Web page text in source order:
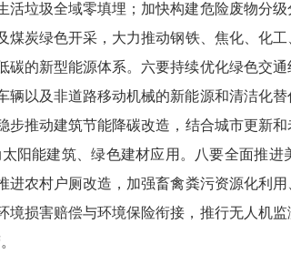
活垃圾全域零填埋； 加快构建危险废物分
煤炭绿色开采， 大力推动钢铁、 焦化、 化工
碳的新型能源体系。 六要持续优化绿色交通
辆以及非道路移动机械的新能源和清洁化替
步推动建筑节能降碳改造， 结合城市更新和
阳能建筑、绿色建材应用。 八要全面推进
进农村户厕改造， 加强畜禽粪污资源化利用
境损害赔偿与环境保险衔接， 推行无人机